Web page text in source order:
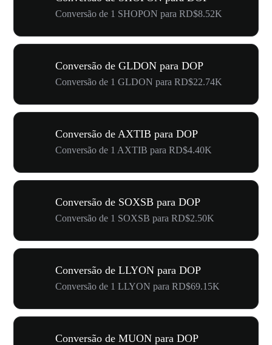
Conversão de 1 SHOPON para RD$8.52K
Conversão de GLDON para DOP
Conversão de 1 GLDON para RD$22.74K
Conversão de AXTIB para DOP
Conversão de 1 AXTIB para RD$4.40K
Conversão de SOXSB para DOP
Conversão de 1 SOXSB para RD$2.50K
Conversão de LLYON para DOP
Conversão de 1 LLYON para RD$69.15K
Conversão de MUON para DOP